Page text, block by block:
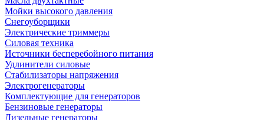
Мойки высокого давления
Снегоуборщики
Электрические триммеры
Силовая техника
Источники бесперебойного питания
Удлинители силовые
Стабилизаторы напряжения
Электрогенераторы
Комплектующие для генераторов
Бензиновые генераторы
Дизельные генераторы